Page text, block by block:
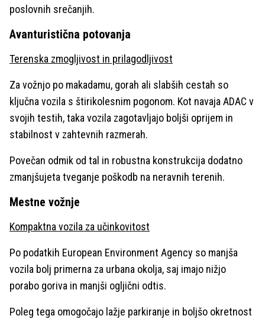
poslovnih srečanjih.
Avanturistična potovanja
Terenska zmogljivost in prilagodljivost
Za vožnjo po makadamu, gorah ali slabših cestah so
ključna vozila s štirikolesnim pogonom. Kot navaja ADAC v
svojih testih, taka vozila zagotavljajo boljši oprijem in
stabilnost v zahtevnih razmerah.
Povečan odmik od tal in robustna konstrukcija dodatno
zmanjšujeta tveganje poškodb na neravnih terenih.
Mestne vožnje
Kompaktna vozila za učinkovitost
Po podatkih European Environment Agency so manjša
vozila bolj primerna za urbana okolja, saj imajo nižjo
porabo goriva in manjši ogljični odtis.
Poleg tega omogočajo lažje parkiranje in boljšo okretnost